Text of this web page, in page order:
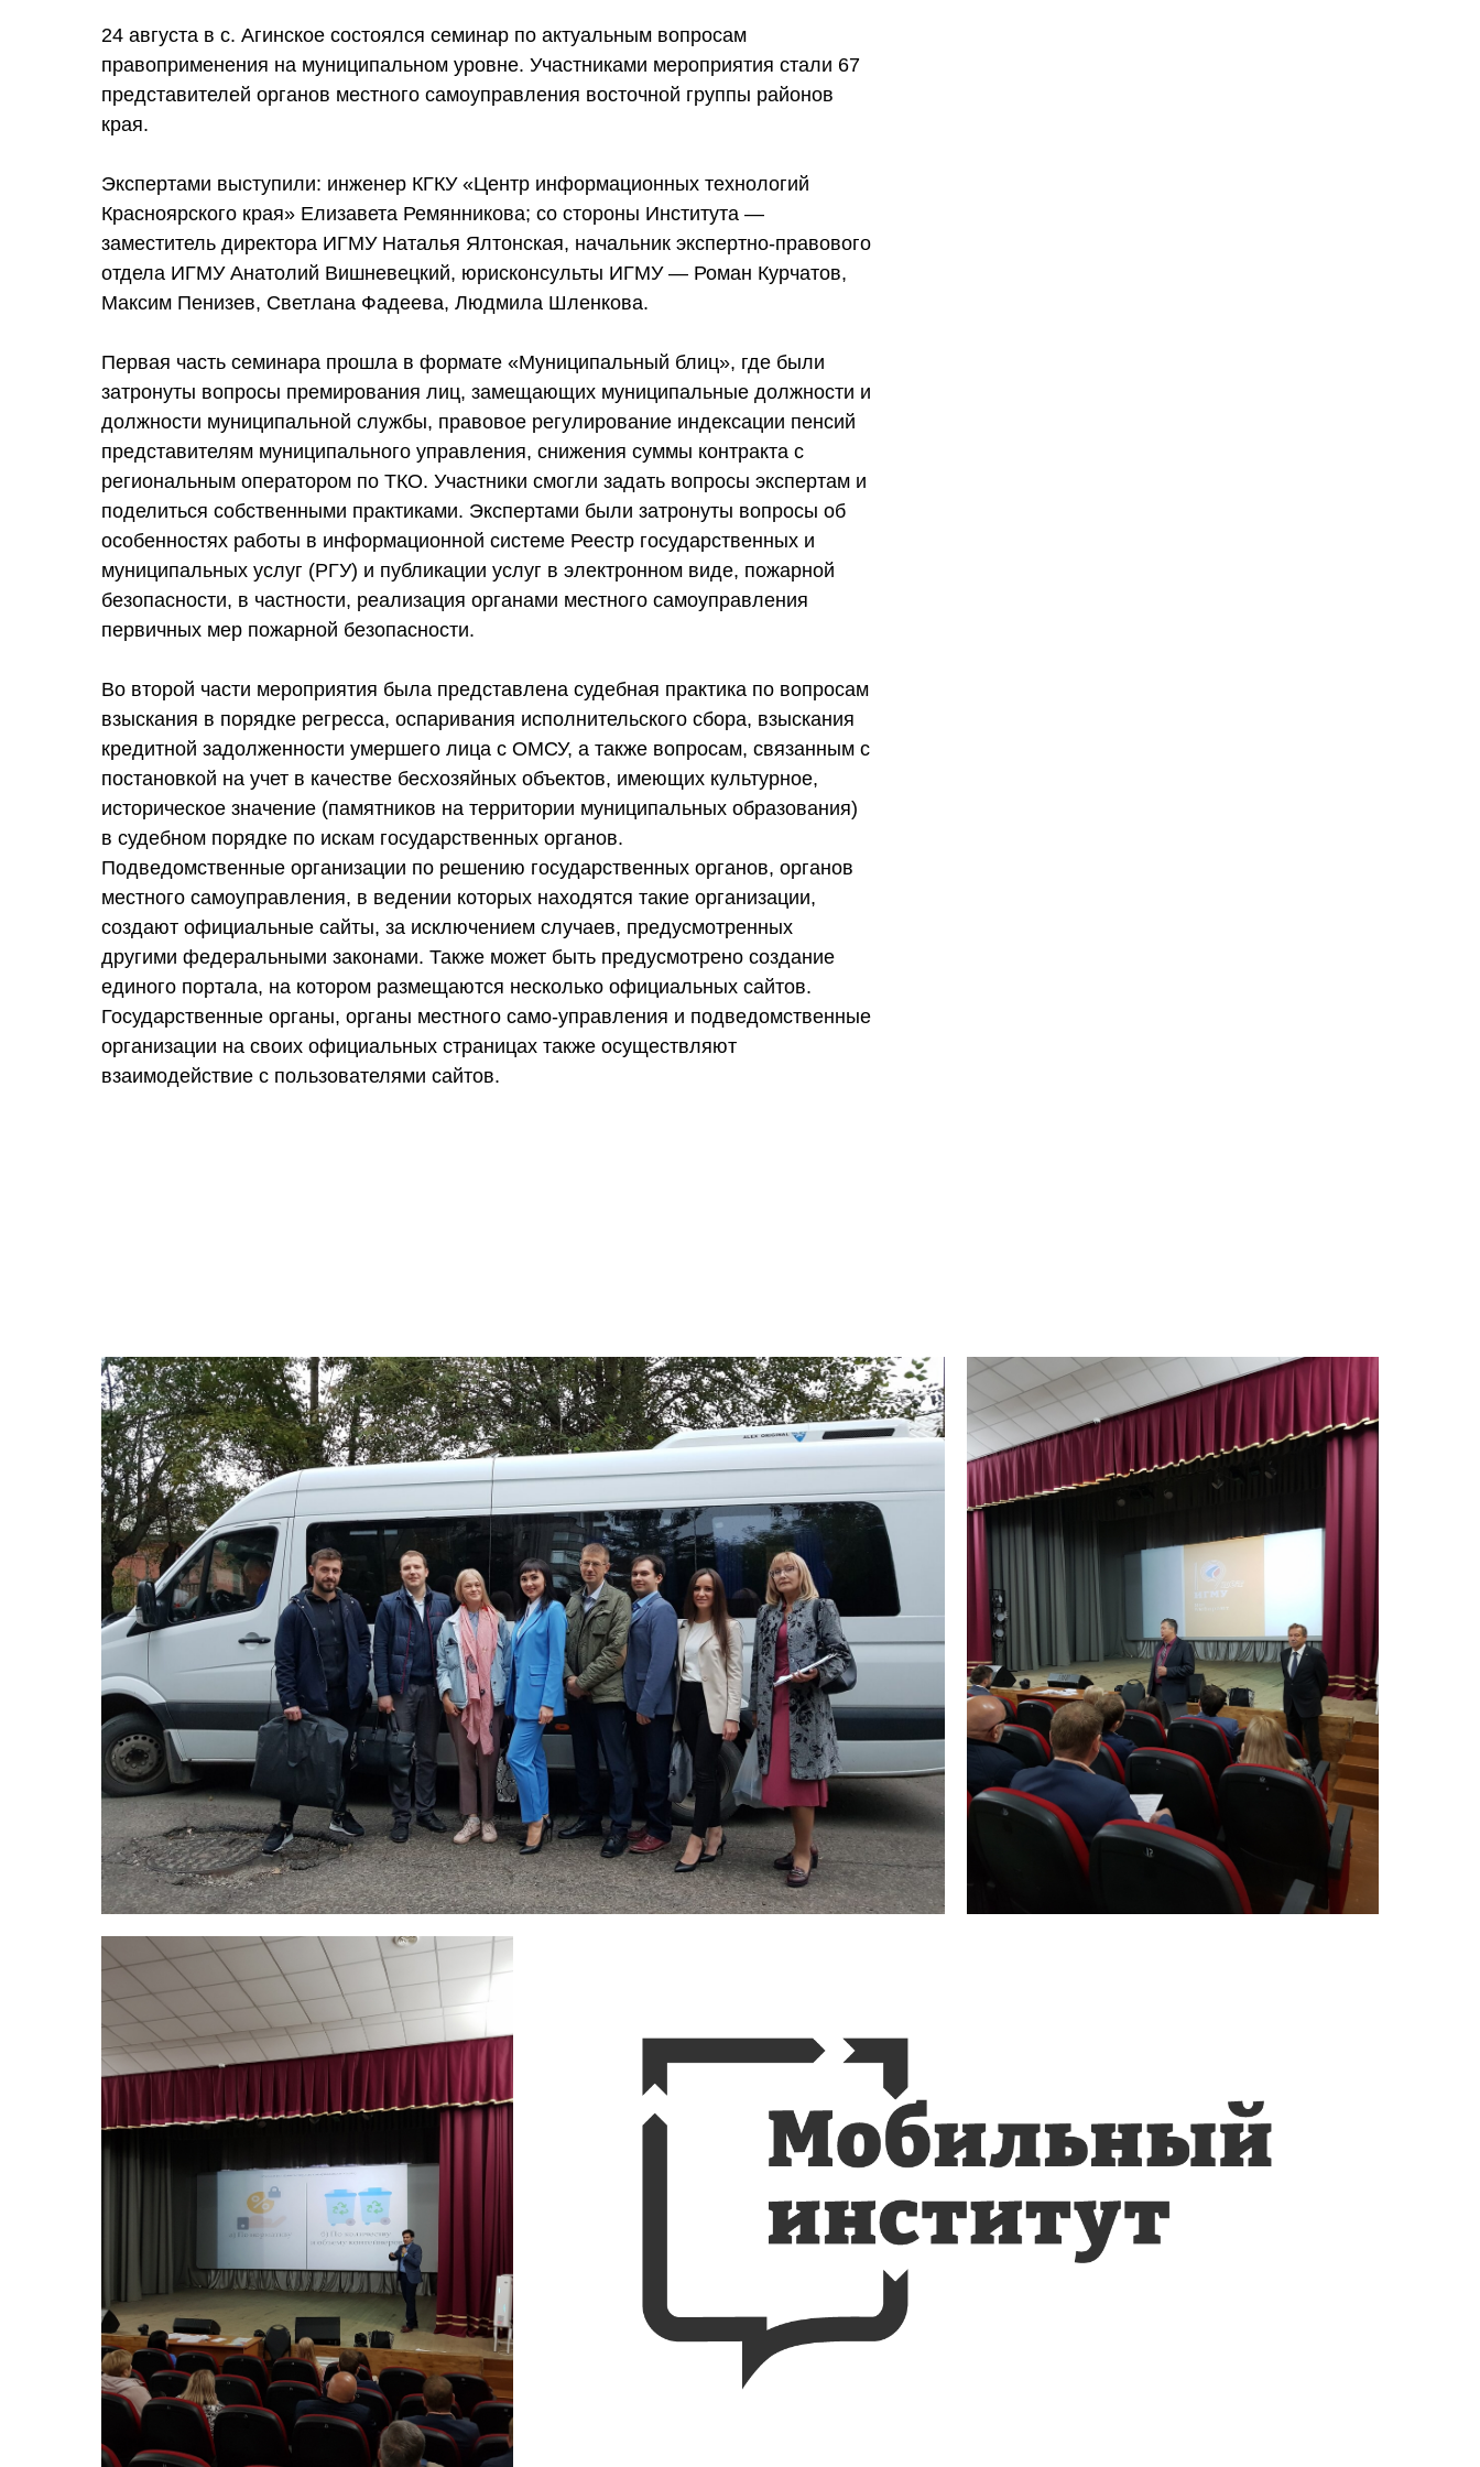
24 августа в с. Агинское состоялся семинар по актуальным вопросам
правоприменения на муниципальном уровне. Участниками мероприятия стали 67
представителей органов местного самоуправления восточной группы районов
края.
Экспертами выступили: инженер КГКУ «Центр информационных технологий
Красноярского края» Елизавета Ремянникова; со стороны Института —
заместитель директора ИГМУ Наталья Ялтонская, начальник экспертно-правового
отдела ИГМУ Анатолий Вишневецкий, юрисконсульты ИГМУ — Роман Курчатов,
Максим Пенизев, Светлана Фадеева, Людмила Шленкова.
Первая часть семинара прошла в формате «Муниципальный блиц», где были
затронуты вопросы премирования лиц, замещающих муниципальные должности и
должности муниципальной службы, правовое регулирование индексации пенсий
представителям муниципального управления, снижения суммы контракта с
региональным оператором по ТКО. Участники смогли задать вопросы экспертам и
поделиться собственными практиками. Экспертами были затронуты вопросы об
особенностях работы в информационной системе Реестр государственных и
муниципальных услуг (РГУ) и публикации услуг в электронном виде, пожарной
безопасности, в частности, реализация органами местного самоуправления
первичных мер пожарной безопасности.
Во второй части мероприятия была представлена судебная практика по вопросам
взыскания в порядке регресса, оспаривания исполнительского сбора, взыскания
кредитной задолженности умершего лица с ОМСУ, а также вопросам, связанным с
постановкой на учет в качестве бесхозяйных объектов, имеющих культурное,
историческое значение (памятников на территории муниципальных образования)
в судебном порядке по искам государственных органов.
Подведомственные организации по решению государственных органов, органов
местного самоуправления, в ведении которых находятся такие организации,
создают официальные сайты, за исключением случаев, предусмотренных
другими федеральными законами. Также может быть предусмотрено создание
единого портала, на котором размещаются несколько официальных сайтов.
Государственные органы, органы местного само-управления и подведомственные
организации на своих официальных страницах также осуществляют
взаимодействие с пользователями сайтов.